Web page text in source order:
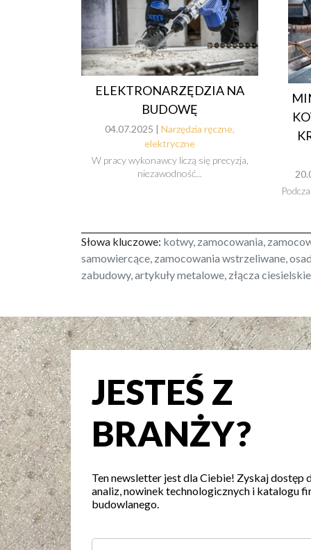
ELEKTRONARZĘDZIA NA
BUDOWĘ
04.07.2025 | Narzędzia ręczne,
elektryczne
W pracy wykonawcy liczą się precyzja,
niezawodność...
Słowa kluczowe: kotwy, zamocowania,
samowiercące, zamocowania wstrzeliwane,
zabudowy, artykuły metalowe, złącza
JESTEŚ Z
BRANŻY?
Ten newsletter jest dla Ciebie! Zyskaj dostęp
analiz, nowinek technologicznych i katalogu
budowlanego.